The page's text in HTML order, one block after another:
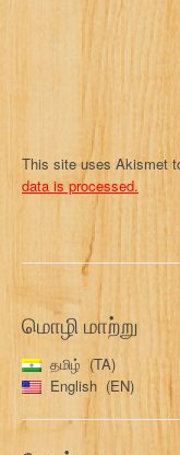
This site uses Akismet
data is processed.
மொழி மாற்று
தமிழ்
TA
English
EN